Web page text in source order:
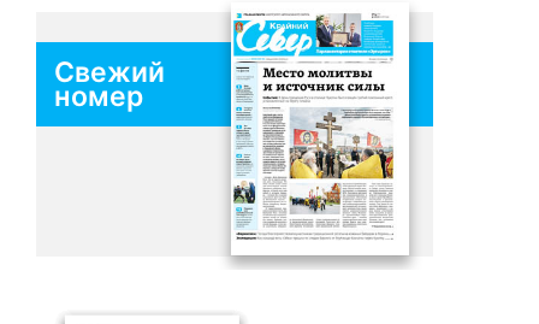
Свежий
номер